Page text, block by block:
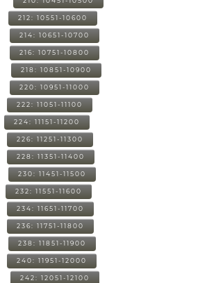
212: 10551-10600
214: 10651-10700
216: 10751-10800
218: 10851-10900
220: 10951-11000
222: 11051-11100
224: 11151-11200
226: 11251-11300
228: 11351-11400
230: 11451-11500
232: 11551-11600
234: 11651-11700
236: 11751-11800
238: 11851-11900
240: 11951-12000
242: 12051-12100